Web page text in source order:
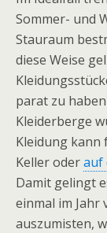
Sommer- und
Stauraum
diese Weise
parat zu
Kleiderberge
Kleidung kann
Keller oderauf
Damit gelingt
einmal im Jahr
auszumisten,